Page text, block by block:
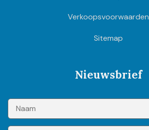
Verkoopsvoorwaarden
Sitemap
Nieuwsbrief